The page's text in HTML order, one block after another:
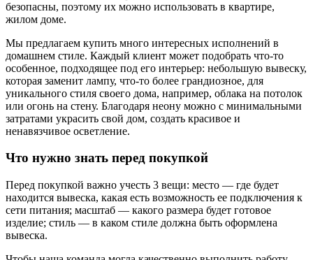
безопасны, поэтому их можно использовать в квартире,
жилом доме.
Мы предлагаем купить много интересных исполнений в
домашнем стиле. Каждый клиент может подобрать что-то
особенное, подходящее под его интерьер: небольшую вывеску,
которая заменит лампу, что-то более грандиозное, для
уникального стиля своего дома, например, облака на потолок
или огонь на стену. Благодаря неону можно с минимальными
затратами украсить свой дом, создать красивое и
ненавязчивое осветление.
Что нужно знать перед покупкой
Перед покупкой важно учесть 3 вещи: место — где будет
находится вывеска, какая есть возможность ее подключения к
сети питания; масштаб — какого размера будет готовое
изделие; стиль — в каком стиле должна быть оформлена
вывеска.